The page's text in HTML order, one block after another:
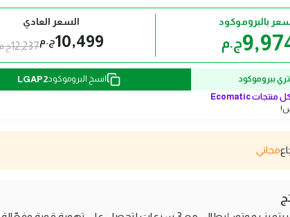
بالبروموكود
ج.م
السعر العادي
10,499ج.م12,237
ببروموكود انسخ البروموكودLGAP2
منتجاتEcomatic
مجاني